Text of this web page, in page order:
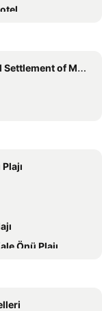
Mitilini
& restaurant
(Elaionas Tis Geras)
of Moria Otelleri
Önü Plajı
Plajı
Plajı